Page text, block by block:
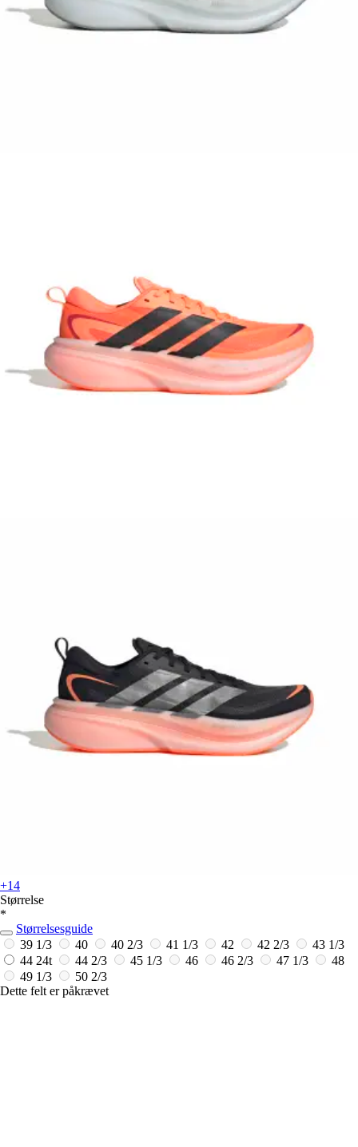
+14
Størrelse
*
Størrelsesguide
39 1/3
40 40 2/3 41 1/3 42 42 2/3
43 1/3
44 24t 44 2/3 45 1/3 46 46 2/3 47 1/3
48
49 1/3
50 2/3
Dette felt er påkrævet